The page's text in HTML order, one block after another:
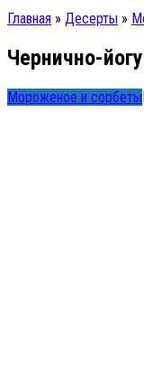
Главная » Десерты »
Чернично-
Мороженое и сорбеты